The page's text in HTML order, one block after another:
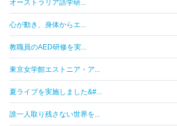
オーストラリア語学研...
心が動き、身体からエ...
教職員のAED研修を実...
東京女学館エストニア・ア...
夏ライブを実施しました&#...
誰一人取り残さない世界を...